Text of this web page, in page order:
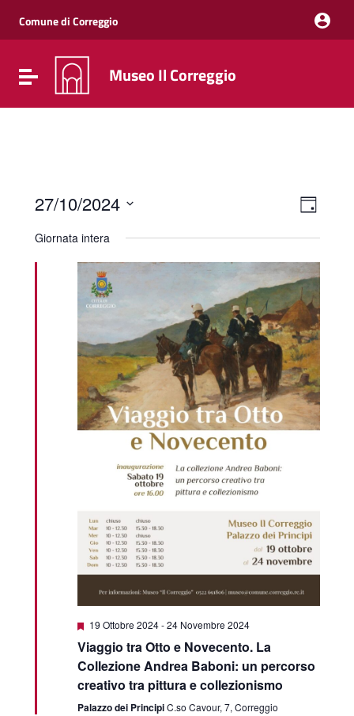
Vai al menu di navigazione
Vai al footer
Comune di Correggio
Attiva / disattiva la navigazione
Museo Il Correggio
Viste
Viste
Giorno
27/10/2024
la
Giornata intera
Segnalati
19 Ottobre 2024-24 Novembre 2024
Viaggio tra Otto e Novecento. La
Collezione Andrea Baboni: un percorso
creativo tra pittura e collezionismo
Palazzo dei PrincipiC.so Cavour, 7, Correggio